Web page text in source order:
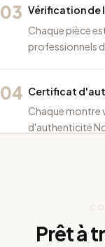
03 Vérification de
Chaque pièce
professionnels
04 Certificat
Chaque montre
d'authenticité
Prêt à